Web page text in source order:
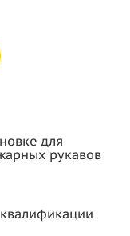
для
рукавов